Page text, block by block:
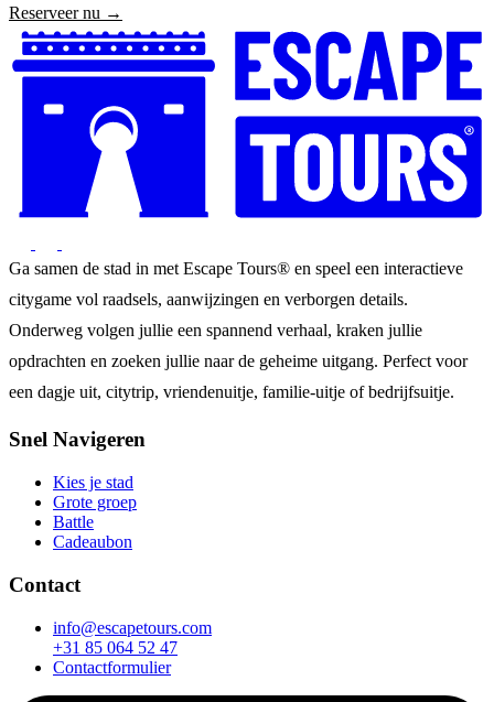
Reserveer nu →
Ga samen de stad in met Escape Tours® en speel een interactieve
citygame vol raadsels, aanwijzingen en verborgen details.
Onderweg volgen jullie een spannend verhaal, kraken jullie
opdrachten en zoeken jullie naar de geheime uitgang. Perfect voor
een dagje uit, citytrip, vriendenuitje, familie-uitje of bedrijfsuitje.
Snel Navigeren
Kies je stad
Grote groep
Battle
Cadeaubon
Contact
info@escapetours.com
+31 85 064 52 47
Contactformulier